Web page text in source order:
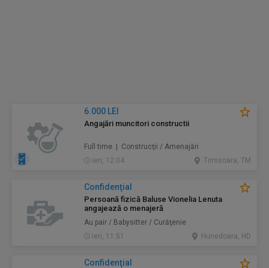
6.000 LEI
Angajări muncitori constructii
Full time | Construcţii / Amenajări
ieri, 12:04
Timisoara, TM
Confidenţial
Persoană fizică Baluse Vionelia Lenuta
angajează o menajeră
Au pair / Babysitter / Curăţenie
ieri, 11:51
Hunedoara, HD
Confidenţial